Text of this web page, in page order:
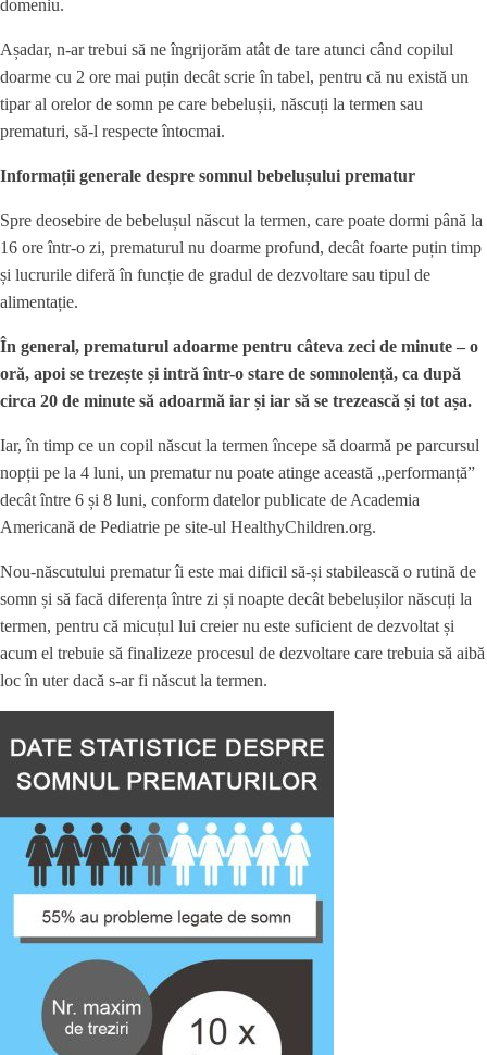
domeniu.
Așadar, n-ar trebui să ne îngrijorăm atât de tare atunci când copilul
doarme cu 2 ore mai puțin decât scrie în tabel, pentru că nu există un
tipar al orelor de somn pe care bebelușii, născuți la termen sau
prematuri, să-l respecte întocmai.
Informații generale despre somnul bebelușului prematur
Spre deosebire de bebelușul născut la termen, care poate dormi până la
16 ore într-o zi, prematurul nu doarme profund, decât foarte puțin timp
și lucrurile diferă în funcție de gradul de dezvoltare sau tipul de
alimentație.
În general, prematurul adoarme pentru câteva zeci de minute – o
oră, apoi se trezește și intră într-o stare de somnolență, ca după
circa 20 de minute să adoarmă iar și iar să se trezească și tot așa.
Iar, în timp ce un copil născut la termen începe să doarmă pe parcursul
nopții pe la 4 luni, un prematur nu poate atinge această „performanță”
decât între 6 și 8 luni, conform datelor publicate de Academia
Americană de Pediatrie pe site-ul HealthyChildren.org.
Nou-născutului prematur îi este mai dificil să-și stabilească o rutină de
somn și să facă diferența între zi și noapte decât bebelușilor născuți la
termen, pentru că micuțul lui creier nu este suficient de dezvoltat și
acum el trebuie să finalizeze procesul de dezvoltare care trebuia să aibă
loc în uter dacă s-ar fi născut la termen.